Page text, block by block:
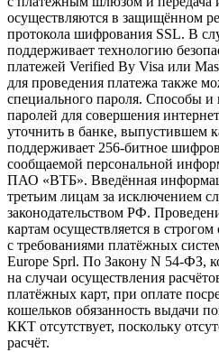
осуществляются в защищённом
протокола шифрования SSL. В
поддерживает технологию
платежей Verified By Visa или
для проведения платежа также
специального пароля. Способы и
паролей для совершения
уточнить в банке, выпустившем
поддерживает 256-битное
сообщаемой персональной
ПАО «ВТБ». Введённая
третьим лицам за исключением
законодательством РФ.
картам осуществляется в строгом
с требованиями платёжных
Europe Sprl. По Закону N 54-ФЗ,
на случаи осуществления
платёжных карт, при оплате
кошельков обязанность выдачи
ККТ отсутствует, поскольку
расчёт.